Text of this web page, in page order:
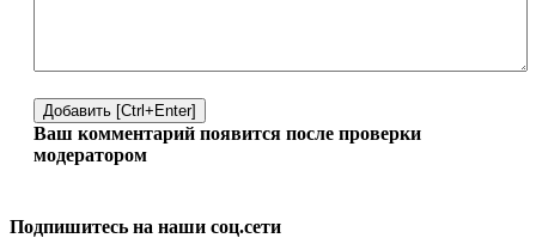
Добавить [Ctrl+Enter]
Ваш комментарий появится после проверки
модератором
Подпишитесь на наши соц.сети